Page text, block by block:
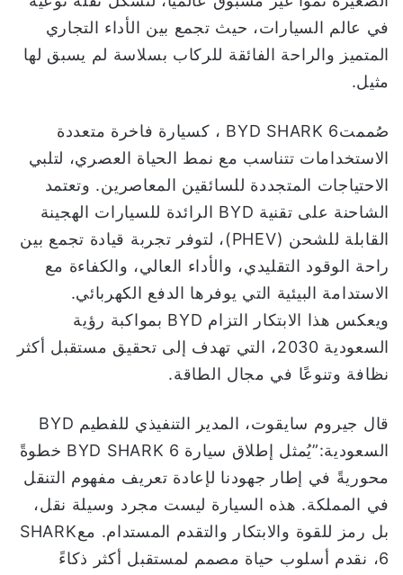
في عالم السيارات، حيث تجمع بين الأداء التجاري
المتميز والراحة الفائقة للركاب بسلاسة لم يسبق لها
مثيل.
صُممتBYD SHARK 6 ، كسيارة فاخرة متعددة
الاستخدامات تتناسب مع نمط الحياة العصري، لتلبي
الاحتياجات المتجددة للسائقين المعاصرين. وتعتمد
الشاحنة على تقنية BYD الرائدة للسيارات الهجينة
القابلة للشحن (PHEV)، لتوفر تجربة قيادة تجمع بين
راحة الوقود التقليدي، والأداء العالي، والكفاءة مع
الاستدامة البيئية التي يوفرها الدفع الكهربائي.
ويعكس هذا الابتكار التزام BYD بمواكبة رؤية
السعودية 2030، التي تهدف إلى تحقيق مستقبل أكثر
نظافة وتنوعًا في مجال الطاقة.
قال جيروم سايقوت، المدير التنفيذي للفطيم BYD
السعودية:”يُمثل إطلاق سيارة BYD SHARK 6 خطوةً
محوريةً في إطار جهودنا لإعادة تعريف مفهوم التنقل
في المملكة. هذه السيارة ليست مجرد وسيلة نقل،
بل رمز للقوة والابتكار والتقدم المستدام. معSHARK
6، نقدم أسلوب حياة مصمم لمستقبل أكثر ذكاءً